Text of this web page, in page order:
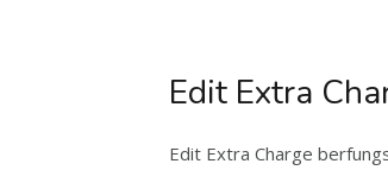
Edit Extra
Edit Extra Charge